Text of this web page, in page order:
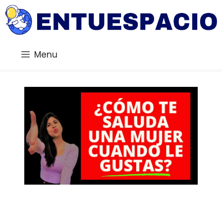
Saltar
al
contenido
Menu